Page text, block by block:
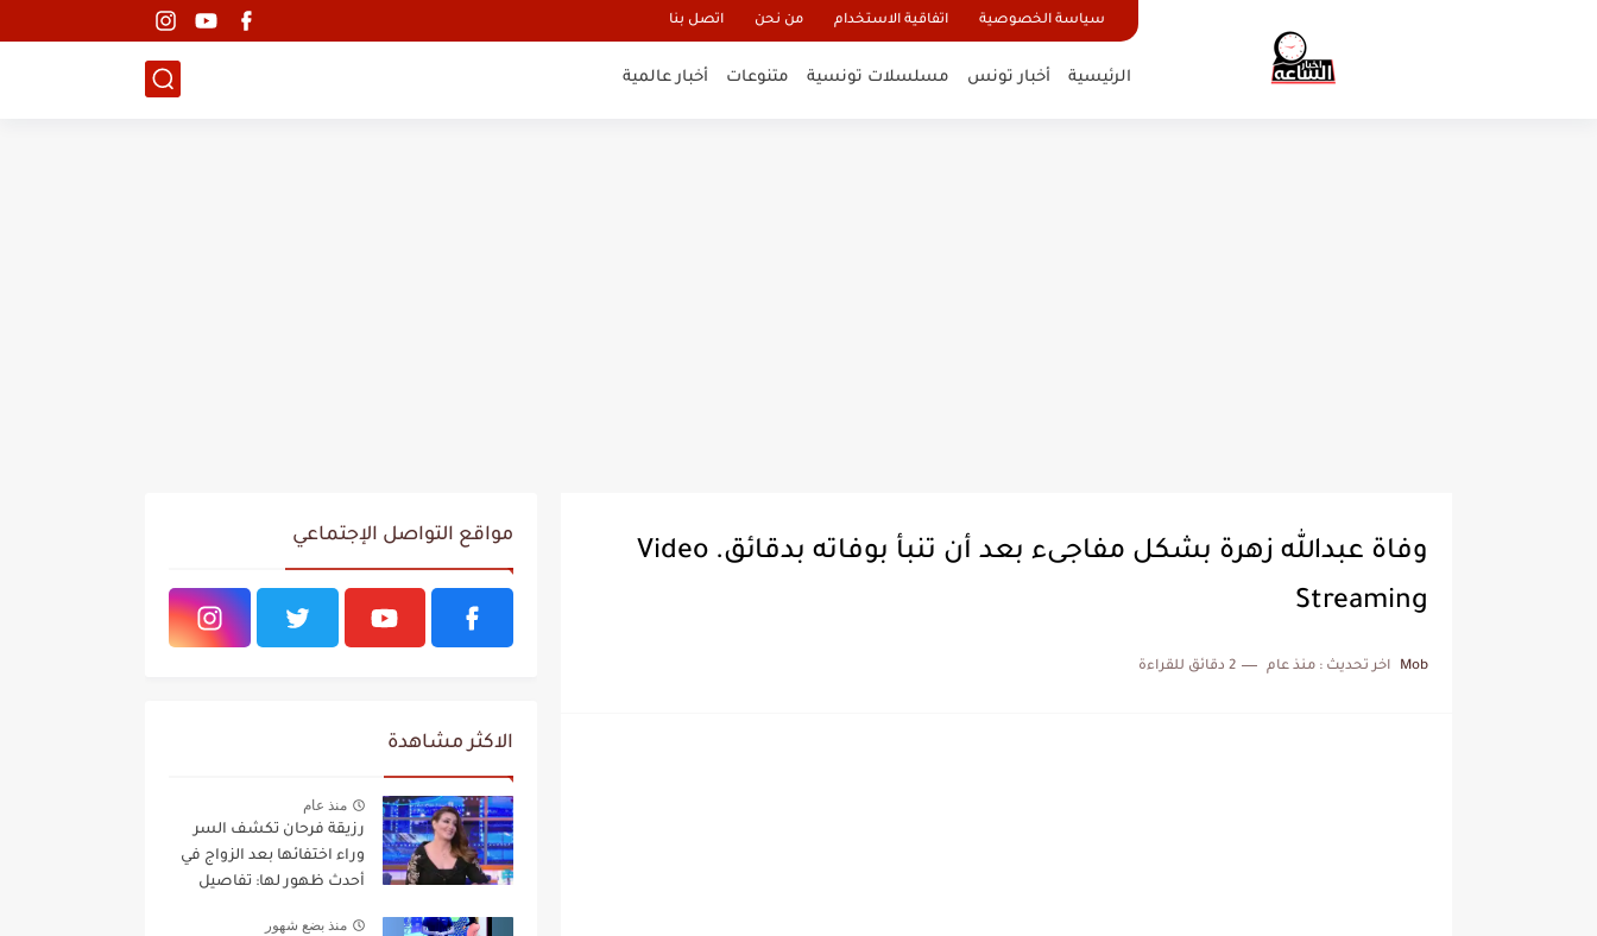
سياسة الخصوصية اتفاقية الاستخدام من نحن اتصل بنا
الرئيسية أخبار تونس مسلسلات تونسية متنوعات أخبار عالمية
وفاة عبدالله زهرة بشكل مفاجىء بعد أن تنبأ بوفاته بدقائق. Video
Streaming
Mob اخر تحديث : منذ عام 2 دقائق للقراءة
مواقع التواصل الإجتماعي
الاكثر مشاهدة
منذ عام
رزيقة فرحان تكشف السر
وراء اختفائها بعد الزواج في
أحدث ظهور لها: تفاصيل
منذ بضع شهور